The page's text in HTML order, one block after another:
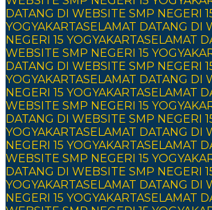
DATANG DI WEBSITE SMP NEGERI
YOGYAKARTASELAMAT DATANG DI
NEGERI 15 YOGYAKARTASELAMAT
WEBSITE SMP NEGERI 15
DATANG DI WEBSITE SMP NEGERI
YOGYAKARTASELAMAT DATANG DI
NEGERI 15 YOGYAKARTASELAMAT
WEBSITE SMP NEGERI 15
DATANG DI WEBSITE SMP NEGERI
YOGYAKARTASELAMAT DATANG DI
NEGERI 15 YOGYAKARTASELAMAT
WEBSITE SMP NEGERI 15
DATANG DI WEBSITE SMP NEGERI
YOGYAKARTASELAMAT DATANG DI
NEGERI 15 YOGYAKARTASELAMAT